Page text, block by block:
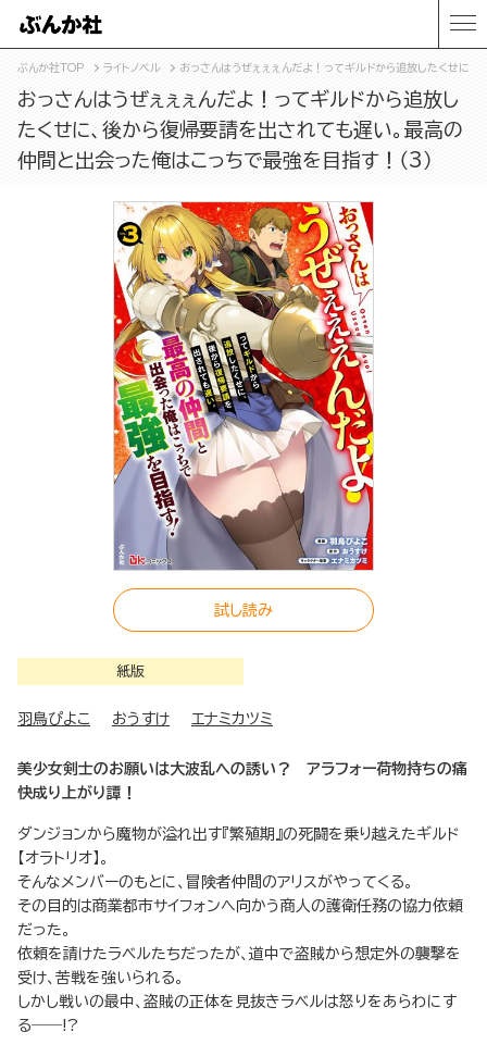
ぶんか社TOP ライトノベル おっさんはうぜぇぇぇんだよ！ってギルドから追放したくせに
おっさんはうぜぇぇぇんだよ！ってギルドから追放し
たくせに、後から復帰要請を出されても遅い。最高の
仲間と出会った俺はこっちで最強を目指す！（3）
試し読み
紙版
羽鳥ぴよこ おうすけ エナミカツミ
美少女剣士のお願いは大波乱への誘い？ アラフォー荷物持ちの痛
快成り上がり譚！
ダンジョンから魔物が溢れ出す『繁殖期』の死闘を乗り越えたギルド
【オラトリオ】。
そんなメンバーのもとに、冒険者仲間のアリスがやってくる。
その目的は商業都市サイフォンへ向かう商人の護衛任務の協力依頼
だった。
依頼を請けたラベルたちだったが、道中で盗賊から想定外の襲撃を
受け、苦戦を強いられる。
しかし戦いの最中、盗賊の正体を見抜きラベルは怒りをあらわにす
る――!?